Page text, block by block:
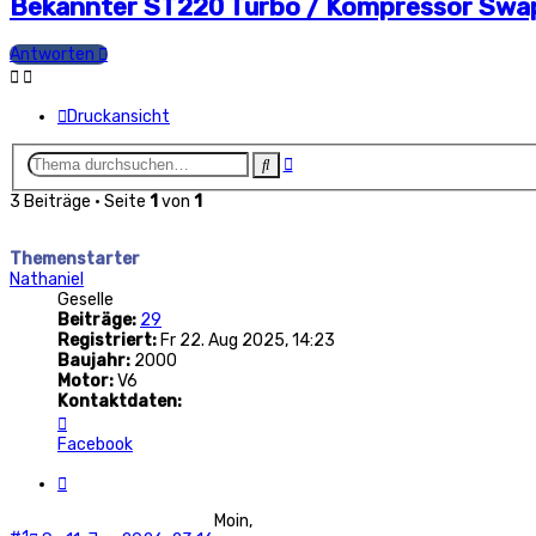
Bekannter ST220 Turbo / Kompressor
Antworten
Druckansicht
SucheErweiterte
3 Beiträge • Seite 1von 1
Themenstarter
Nathaniel
Geselle
Beiträge: 29
Registriert: Fr 22. Aug 2025, 14:23
Baujahr: 2000
Motor:V6
Kontaktdaten:
von
Facebook
Moin,